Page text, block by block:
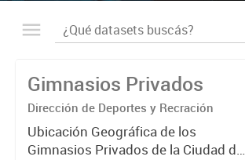
Gimnasios Privados
Dirección de Deportes y Recración
Ubicación Geográfica de los
Gimnasios Privados de la Ciudad de